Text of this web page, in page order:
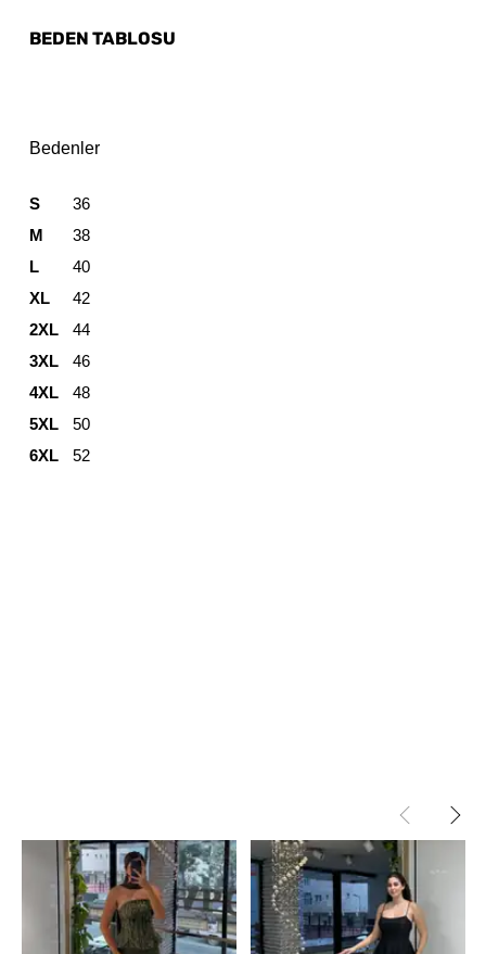
BEDEN TABLOSU
Bedenler
S
36
M
38
L
40
XL
42
2XL
44
3XL
46
4XL
48
5XL
50
6XL
52